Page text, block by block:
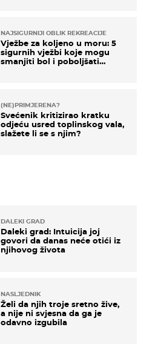
DALEKI GRAD
Daleki grad: Intuicija joj
govori da danas neće otići iz
njihovog života
NASLJEDNIK
Želi da njih troje sretno žive,
a nije ni svjesna da ga je
odavno izgubila
NAJSIGURNIJI OBLIK REKREACIJE
Vježbe za koljeno u moru: 5
sigurnih vježbi koje mogu
smanjiti bol i poboljšati
(NE)PRIMJERENA?
Svećenik kritizirao kratku
odjeću usred toplinskog vala,
slažete li se s njim?